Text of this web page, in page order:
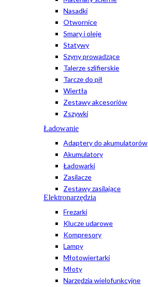
Nasadki
Otwornice
Smary i oleje
Statywy
Szyny prowadzące
Talerze szlifierskie
Tarcze do pił
Wiertła
Zestawy akcesoriów
Zszywki
Ładowanie
Adaptery do akumulatorów
Akumulatory
Ładowarki
Zasilacze
Zestawy zasilające
Elektronarzędzia
Frezarki
Klucze udarowe
Kompresory
Lampy
Młotowiertarki
Młoty
Narzędzia wielofunkcyjne